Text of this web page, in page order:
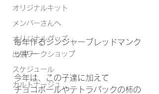
オリジナルキット
メンバーさんへ
オリジナルグッズ
出張ワークショップ
スケジュール
カルトナージュ
毎年作るジンジャーブレッドマンク
ッキー
今年は、この子達に加えて
チョコボールやテトラパックの柿の